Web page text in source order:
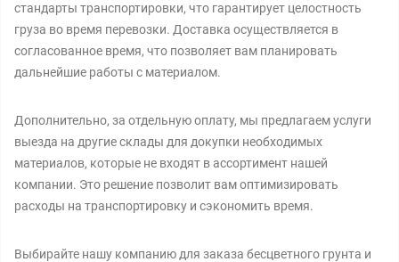
стандарты транспортировки, что гарантирует целостность
груза во время перевозки. Доставка осуществляется в
согласованное время, что позволяет вам планировать
дальнейшие работы с материалом.
Дополнительно, за отдельную оплату, мы предлагаем услуги
выезда на другие склады для докупки необходимых
материалов, которые не входят в ассортимент нашей
компании. Это решение позволит вам оптимизировать
расходы на транспортировку и сэкономить время.
Выбирайте нашу компанию для заказа бесцветного грунта и